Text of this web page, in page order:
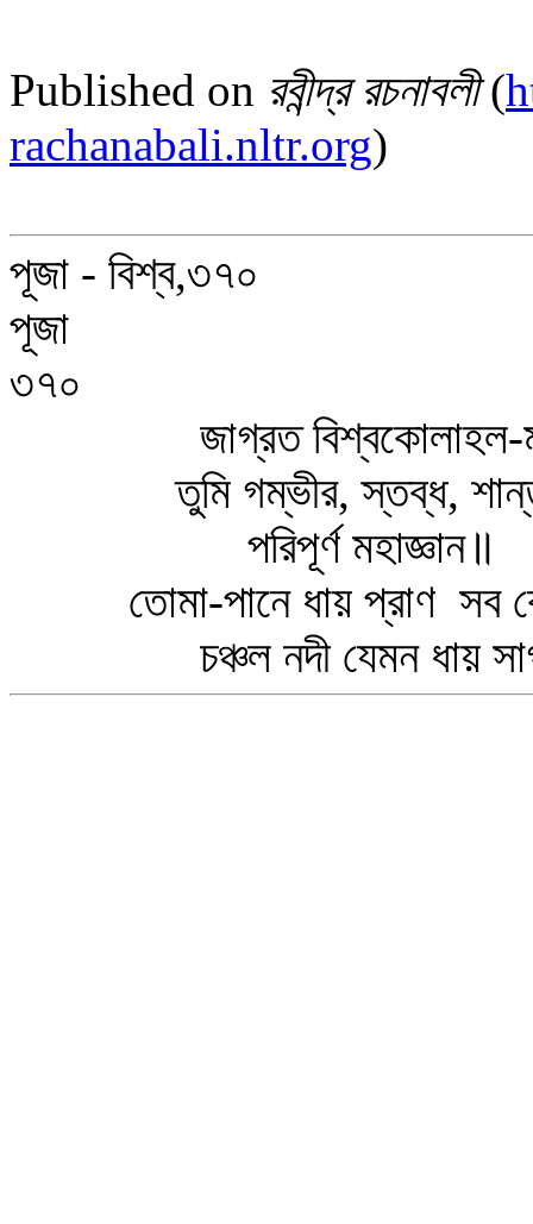
Published on রবীন্দ্র রচনাবলী(
rachanabali.nltr.org)
পূজা - বিশ্ব,৩৭০
পূজা
৩৭০
জাগ্রত বিশ্বকোলাহল-
তুমি গম্ভীর, স্তব্ধ, শান্ত,
পরিপূর্ণ মহাজ্ঞান॥
তোমা-পানে ধায় প্রাণ সব
চঞ্চল নদী যেমন ধায়